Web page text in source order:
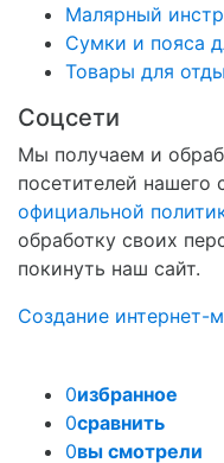
Малярный
Сумки и пояса
Товары для
Соцсети
Мы получаем и
посетителей нашего
официальной
обработку своих
покинуть наш сайт.
Создание интернет-
0избранное
0сравнить
0вы смотрели